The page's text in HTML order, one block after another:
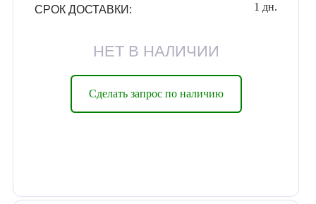
СРОК ДОСТАВКИ:
1 дн.
НЕТ В НАЛИЧИИ
Сделать запрос по наличию